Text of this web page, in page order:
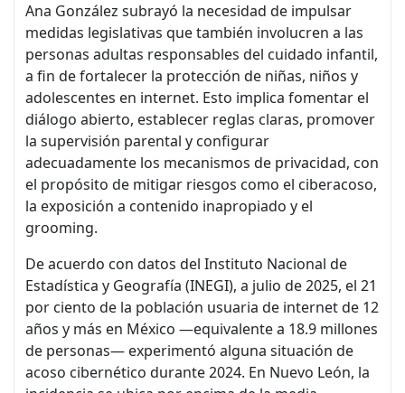
Ana González subrayó la necesidad de impulsar
medidas legislativas que también involucren a las
personas adultas responsables del cuidado infantil,
a fin de fortalecer la protección de niñas, niños y
adolescentes en internet. Esto implica fomentar el
diálogo abierto, establecer reglas claras, promover
la supervisión parental y configurar
adecuadamente los mecanismos de privacidad, con
el propósito de mitigar riesgos como el ciberacoso,
la exposición a contenido inapropiado y el
grooming.
De acuerdo con datos del Instituto Nacional de
Estadística y Geografía (INEGI), a julio de 2025, el 21
por ciento de la población usuaria de internet de 12
años y más en México —equivalente a 18.9 millones
de personas— experimentó alguna situación de
acoso cibernético durante 2024. En Nuevo León, la